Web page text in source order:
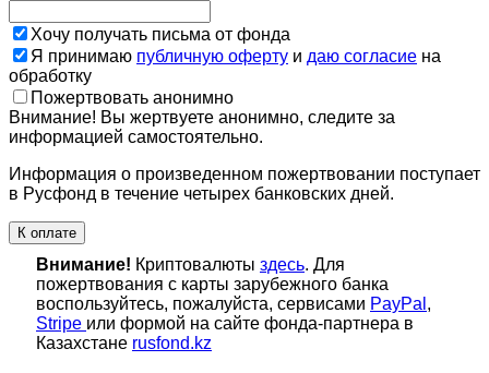
Хочу получать письма от фонда
Я принимаю публичную оферту и даю согласие на
обработку
Пожертвовать анонимно
Внимание! Вы жертвуете анонимно, следите за
информацией самостоятельно.
Информация о произведенном пожертвовании поступает
в Русфонд в течение четырех банковских дней.
К оплате
Внимание! Криптовалюты здесь. Для
пожертвования с карты зарубежного банка
воспользуйтесь, пожалуйста, сервисами PayPal ,
Stripe или формой на сайте фонда-партнера в
Казахстане rusfond.kz